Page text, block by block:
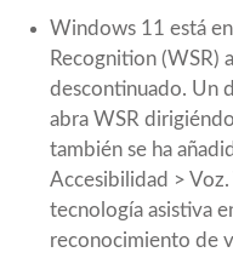
Windows 11 está
Recognition (WSR)
descontinuado. Un
abra WSR
también se ha
Accesibilidad > Voz.
tecnología asistiva
reconocimiento de